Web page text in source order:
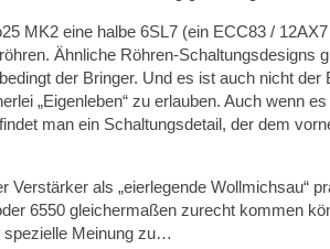
MK2 eine halbe 6SL7 (ein ECC83 /
Ähnliche Röhren-Schaltungsdesigns
der Bringer. Und es ist auch nicht
„Eigenleben“ zu erlauben. Auch wenn
man ein Schaltungsdetail, der dem
Verstärker als „eierlegende Wollmichsau“
6550 gleichermaßen zurecht kommen
spezielle Meinung zu…